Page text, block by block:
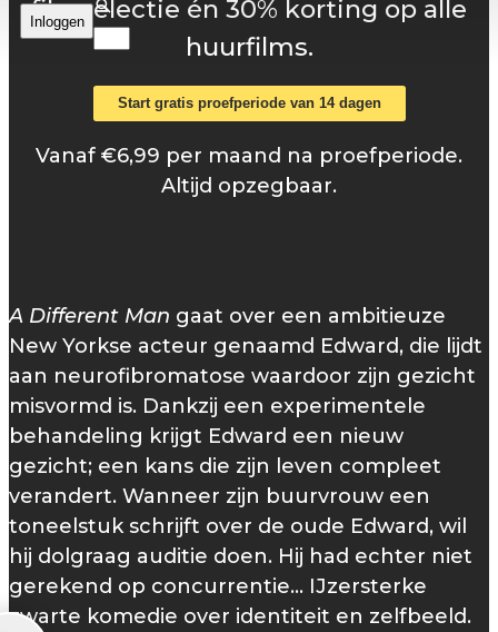
Inloggen
filmselectie én 30% korting op alle
huurfilms.
Start gratis proefperiode van 14 dagen
Vanaf €6,99 per maand na proefperiode.
Altijd opzegbaar.
A Different Man gaat over een ambitieuze
New Yorkse acteur genaamd Edward, die lijdt
aan neurofibromatose waardoor zijn gezicht
misvormd is. Dankzij een experimentele
behandeling krijgt Edward een nieuw
gezicht; een kans die zijn leven compleet
verandert. Wanneer zijn buurvrouw een
toneelstuk schrijft over de oude Edward, wil
hij dolgraag auditie doen. Hij had echter niet
gerekend op concurrentie… IJzersterke
zwarte komedie over identiteit en zelfbeeld.